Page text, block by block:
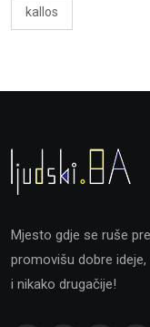
kallos
Mjesto gdje se ruše
promovišu dobre
i nikako drugačije!